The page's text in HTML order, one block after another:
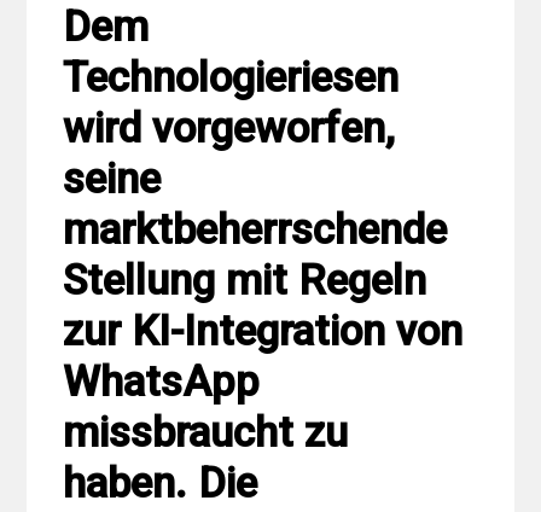
Dem
Technologieriesen
wird vorgeworfen,
seine
marktbeherrschende
Stellung mit Regeln
zur KI-Integration von
WhatsApp
missbraucht zu
haben. Die